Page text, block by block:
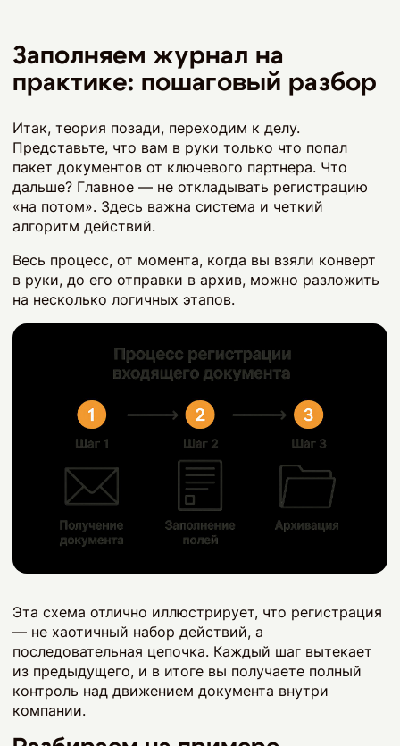
Заполняем журнал на
практике: пошаговый разбор
Итак, теория позади, переходим к делу.
Представьте, что вам в руки только что попал
пакет документов от ключевого партнера. Что
дальше? Главное — не откладывать регистрацию
«на потом». Здесь важна система и четкий
алгоритм действий.
Весь процесс, от момента, когда вы взяли конверт
в руки, до его отправки в архив, можно разложить
на несколько логичных этапов.
Эта схема отлично иллюстрирует, что регистрация
— не хаотичный набор действий, а
последовательная цепочка. Каждый шаг вытекает
из предыдущего, и в итоге вы получаете полный
контроль над движением документа внутри
компании.